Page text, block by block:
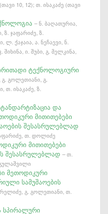
10, 12); თ. ისაკაძე (თავი
– ნ. ბაღათურია,
ჯაფარიძე, ზ.
ქაჯაია, ა. ნეჩაევი, ნ.
ი. შუბი, გ. მელკინა,
ტექნოლოგიური
გოლეთიანი, გ.
თ. ისაკაძე, ზ.
და
მითითებები
შესასრულებლად
თ. დოლიძე
მითითებები
შესასრულებლად– თ.
მეთოდიკური
სამუშაოების
გ. გოლეთიანი, თ.
სპირალური